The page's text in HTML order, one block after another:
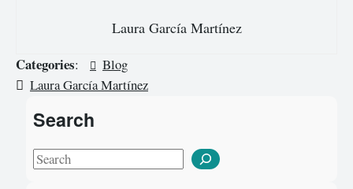
Laura García Martínez
Categories:
Blog
Laura García Martínez
Search
S